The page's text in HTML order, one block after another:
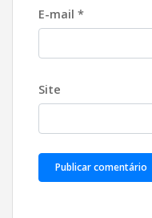
E-mail *
Site